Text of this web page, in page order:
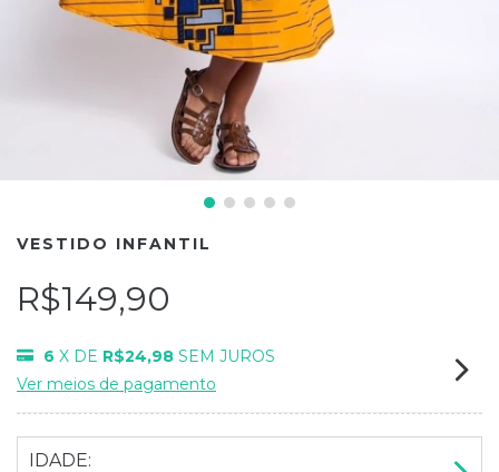
VESTIDO INFANTIL
R$149,90
6 X DE R$24,98 SEM JUROS
Ver meios de pagamento
IDADE: